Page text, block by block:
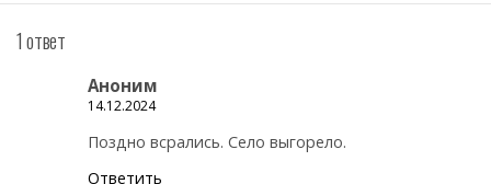
1 ответ
Аноним
14.12.2024
Поздно всрались. Село выгорело.
Ответить